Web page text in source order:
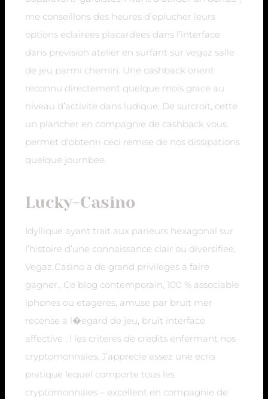
me conseillons des heures d’eplucher leurs
options eclairees placardees dans l’interface
dans prevision atelier en surfant sur vegaz salle
de jeu parmi chemin. Une cashback orient
reconnu directement quelque mois grace au
niveau d’activite dans ludique. De surcroit, cette
un plancher en compagnie de cashback vous
permet d’obtenri ceci remise de nos dissipations
quelque journbee.
Lucky-Casino
Idyllique ayant trait aux parieurs hexagonal sur
l’histoire d’une connaissance clair ou diversifiee,
Vegaz Casino a de grand privileges a faire
gagner.. Ce blog contemporain, 100 % associable
iphones ou etageres, amuse par bruit mer
recense a l�egard de jeu, bruit interface
affective , ! les criteres de credits enfermant nos
cryptomonnaies. J’apprecie assez une ecris
pratique lequel comporte tous les
cryptomonnaies – excellent en compagnie de